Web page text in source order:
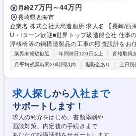
月給27万円～44万円
長崎県西海市
企業名 株式会社大島造船所 求人名 【長崎/西海市】橋梁等の照査設計■
U・Iターン歓迎■世界トップ級造船会社 仕事の内容 当社が建設する橋梁、
浮桟橋等の鋼構造製品の工事の照査設計をお
者よりいただいた要望をもとに、設計図及び
計照査と変更図・変更数量計算書の作成です。 【具体的には】 ■設計
等の作成 ■照査計画の作成■照査の実施 ■照査
照査（必要に応じて） 多くの島々からなる長
橋、新西海橋、出島表門橋など「地図に残る
ています。 職務内容の変更範囲：当社が定める業務全般 募
西海市】橋梁等の照査設計■U・Iターン歓迎■
業界未経験歓迎 年間休日120日以上
資格取得
月平均残業時間20時間以内
退職金あり 土日祝
求人探しから 入社まで
サポートします！
求人の紹介をはじめ、書類添削や
面談対策、内定後の手続きまで